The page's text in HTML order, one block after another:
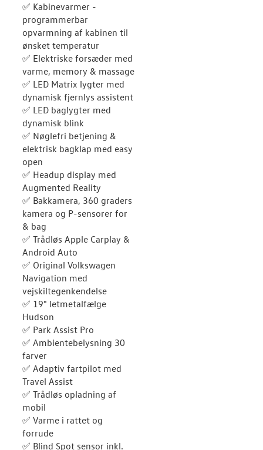
✅ Kabinevarmer -
programmerbar
opvarmning af kabinen til
ønsket temperatur
✅ Elektriske forsæder med
varme, memory & massage
✅ LED Matrix lygter med
dynamisk fjernlys assistent
✅ LED baglygter med
dynamisk blink
✅ Nøglefri betjening &
elektrisk bagklap med easy
open
✅ Headup display med
Augmented Reality
✅ Bakkamera, 360 graders
kamera og P-sensorer for
& bag
✅ Trådløs Apple Carplay &
Android Auto
✅ Original Volkswagen
Navigation med
vejskiltegenkendelse
✅ 19" letmetalfælge
Hudson
✅ Park Assist Pro
✅ Ambientebelysning 30
farver
✅ Adaptiv fartpilot med
Travel Assist
✅ Trådløs opladning af
mobil
✅ Varme i rattet og
forrude
✅ Blind Spot sensor inkl.